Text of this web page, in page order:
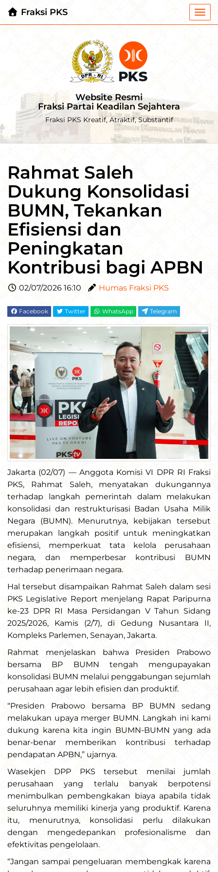
Fraksi PKS
Website Resmi
Fraksi Partai Keadilan Sejahtera
Fraksi PKS Kreatif, Atraktif, Substantif
Rahmat Saleh
Dukung Konsolidasi
BUMN, Tekankan
Efisiensi dan
Peningkatan
Kontribusi bagi APBN
02/07/2026 16:10 Humas Fraksi PKS
Facebook Twitter WhatsApp Telegram
Jakarta (02/07) — Anggota Komisi VI DPR RI Fraksi
PKS, Rahmat Saleh, menyatakan dukungannya
terhadap langkah pemerintah dalam melakukan
konsolidasi dan restrukturisasi Badan Usaha Milik
Negara (BUMN). Menurutnya, kebijakan tersebut
merupakan langkah positif untuk meningkatkan
efisiensi, memperkuat tata kelola perusahaan
negara, dan memperbesar kontribusi BUMN
terhadap penerimaan negara.
Hal tersebut disampaikan Rahmat Saleh dalam sesi
PKS Legislative Report menjelang Rapat Paripurna
ke-23 DPR RI Masa Persidangan V Tahun Sidang
2025/2026, Kamis (2/7), di Gedung Nusantara II,
Kompleks Parlemen, Senayan, Jakarta.
Rahmat menjelaskan bahwa Presiden Prabowo
bersama BP BUMN tengah mengupayakan
konsolidasi BUMN melalui penggabungan sejumlah
perusahaan agar lebih efisien dan produktif.
“Presiden Prabowo bersama BP BUMN sedang
melakukan upaya merger BUMN. Langkah ini kami
dukung karena kita ingin BUMN-BUMN yang ada
benar-benar memberikan kontribusi terhadap
pendapatan APBN,” ujarnya.
Wasekjen DPP PKS tersebut menilai jumlah
perusahaan yang terlalu banyak berpotensi
menimbulkan pembengkakan biaya apabila tidak
seluruhnya memiliki kinerja yang produktif. Karena
itu, menurutnya, konsolidasi perlu dilakukan
dengan mengedepankan profesionalisme dan
efektivitas pengelolaan.
“Jangan sampai pengeluaran membengkak karena